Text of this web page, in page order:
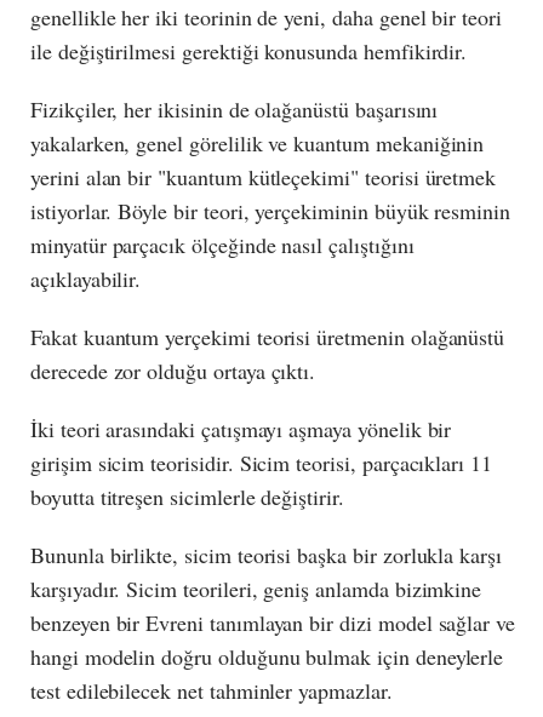
genellikle her iki teorinin de yeni, daha genel bir teori
ile değiştirilmesi gerektiği konusunda hemfikirdir.
Fizikçiler, her ikisinin de olağanüstü başarısını
yakalarken, genel görelilik ve kuantum mekaniğinin
yerini alan bir "kuantum kütleçekimi" teorisi üretmek
istiyorlar. Böyle bir teori, yerçekiminin büyük resminin
minyatür parçacık ölçeğinde nasıl çalıştığını
açıklayabilir.
Fakat kuantum yerçekimi teorisi üretmenin olağanüstü
derecede zor olduğu ortaya çıktı.
İki teori arasındaki çatışmayı aşmaya yönelik bir
girişim sicim teorisidir. Sicim teorisi, parçacıkları 11
boyutta titreşen sicimlerle değiştirir.
Bununla birlikte, sicim teorisi başka bir zorlukla karşı
karşıyadır. Sicim teorileri, geniş anlamda bizimkine
benzeyen bir Evreni tanımlayan bir dizi model sağlar ve
hangi modelin doğru olduğunu bulmak için deneylerle
test edilebilecek net tahminler yapmazlar.